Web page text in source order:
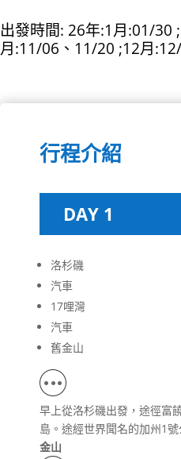
出發時間: 26年:1月:01/
月:11/06、11/20 ;12月
行程介紹
DAY 1
洛杉磯
汽車
17哩灣
汽車
舊金山
早上從洛杉磯出發，途徑富
島。途經世界聞名的加州1
金山